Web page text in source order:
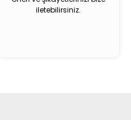
iletebilirsiniz.